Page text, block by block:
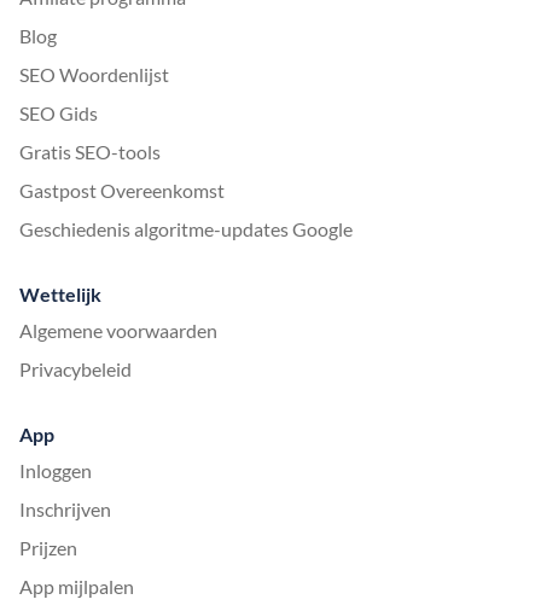
Blog
SEO Woordenlijst
SEO Gids
Gratis SEO-tools
Gastpost Overeenkomst
Geschiedenis algoritme-updates Google
Wettelijk
Algemene voorwaarden
Privacybeleid
App
Inloggen
Inschrijven
Prijzen
App mijlpalen